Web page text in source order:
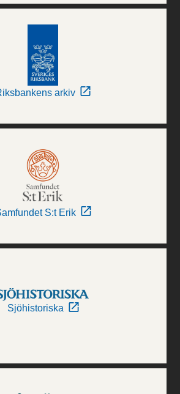
arkiv
S:t Erik
Sjöhistoriska